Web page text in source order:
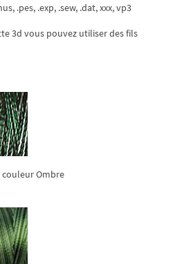
.pes, .exp, .sew, .dat, xxx, vp3
3d vous pouvez utiliser des fils
couleur Ombre